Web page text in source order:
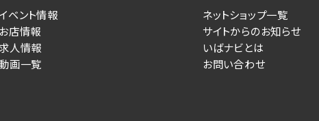
ービスが提供する事業主専用の管理画面に表示）
り個人情報を送信した事業主（広告主）への提供
舗によるお客様に対するサービス提供、およびその履行に伴うお客様
ベント情報
お店情報
人情報
画一覧
ネットショップ一覧
サイトからのお知らせ
いばナビとは
お問い合わせ